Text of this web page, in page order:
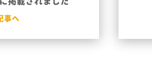
事へ